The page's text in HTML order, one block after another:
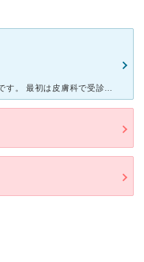
先生もスタッフの方々がとても親切です。 最初は皮膚科で受診しました。ニキビや肌荒れの薬を処方していただき改善したので、しみ治療も受けてみよう思い相談しました。今まで無頓着だったので治療を受けて肌が綺